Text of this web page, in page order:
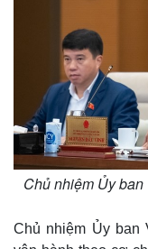
Chủ nhiệm Ủy
Chủ nhiệm Ủy ban